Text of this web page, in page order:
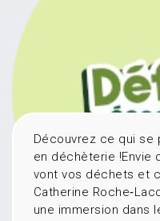
Découvrez ce qui se
en déchèterie !Envie
vont vos déchets et
Catherine
une immersion dans